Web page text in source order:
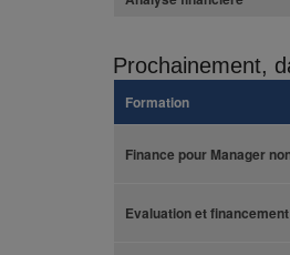
Prochainement,
Formation
Finance pour Manager
Evaluation et